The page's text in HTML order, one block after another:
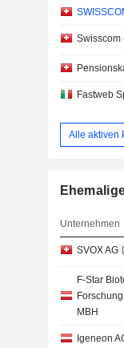
Swisscom
Fastweb
Alle aktiven
Unternehmen
SVOX AG
F-Star
MBH
Igeneon